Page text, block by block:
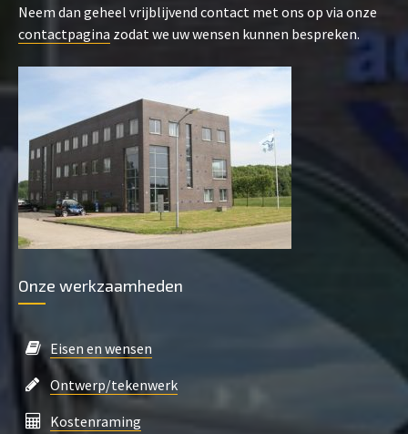
Neem dan geheel vrijblijvend contact met ons op via onze
contactpagina zodat we uw wensen kunnen bespreken.
Onze werkzaamheden
Eisen en wensen
Ontwerp/tekenwerk
Kostenraming